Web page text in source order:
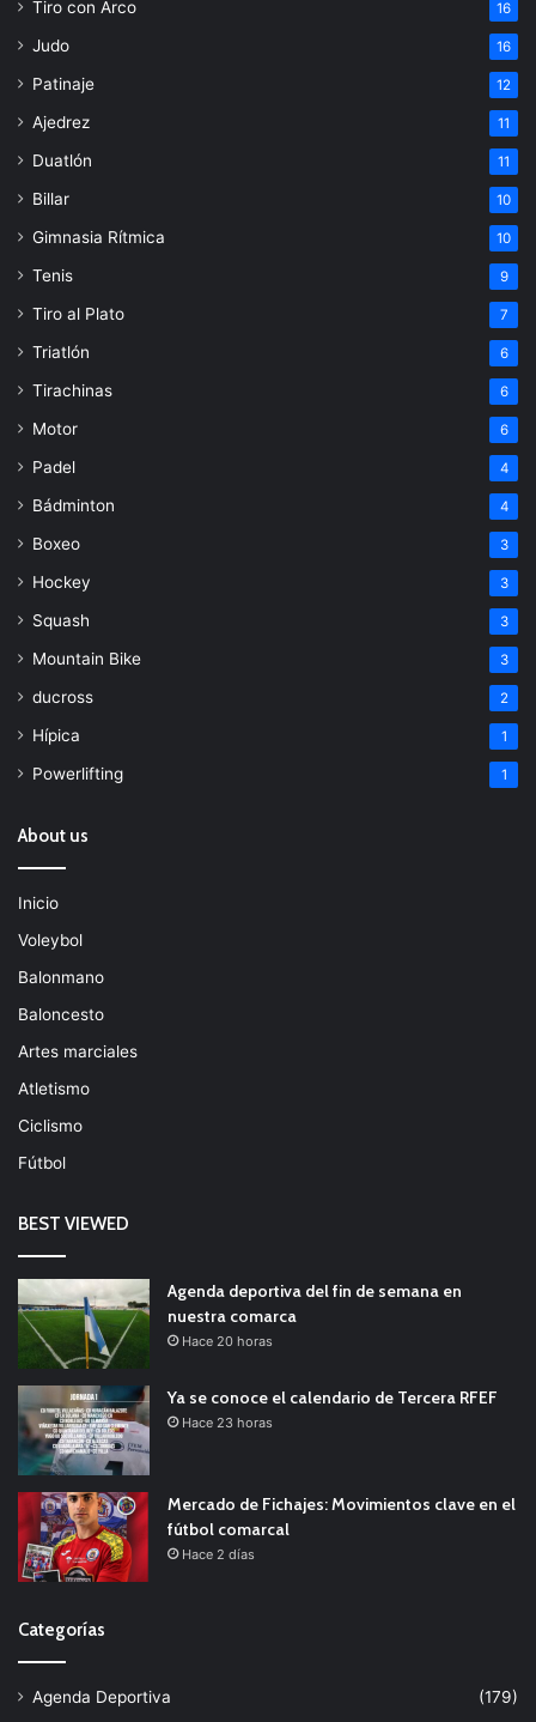
Tiro con Arco 16
Judo 16
Patinaje 12
Ajedrez 11
Duatlón 11
Billar 10
Gimnasia Rítmica 10
Tenis 9
Tiro al Plato 7
Triatlón 6
Tirachinas 6
Motor 6
Padel 4
Bádminton 4
Boxeo 3
Hockey 3
Squash 3
Mountain Bike 3
ducross 2
Hípica 1
Powerlifting 1
About us
Inicio
Voleybol
Balonmano
Baloncesto
Artes marciales
Atletismo
Ciclismo
Fútbol
BEST VIEWED
Agenda deportiva del fin de semana en
nuestra comarca
Hace 20 horas
Ya se conoce el calendario de Tercera RFEF
Hace 23 horas
Mercado de Fichajes: Movimientos clave en el
fútbol comarcal
Hace 2 días
Categorías
Agenda Deportiva
(179)